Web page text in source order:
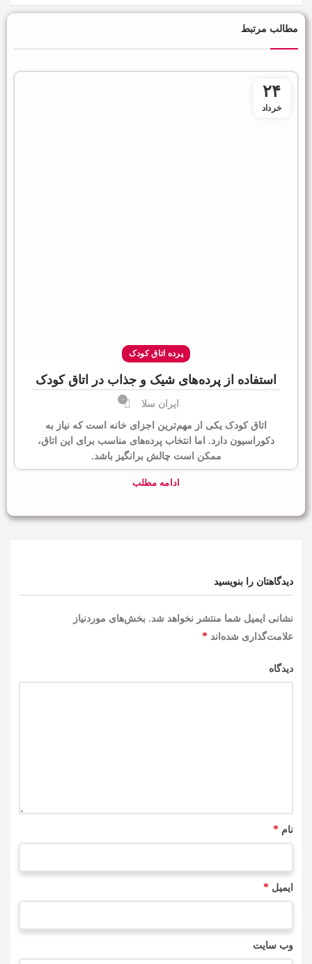
مطالب مرتبط
۲۴
خرداد
پرده اتاق کودک
استفاده از پرده‌های شیک و جذاب در اتاق کودک
ایران سلا ۰
اتاق کودک یکی از مهم‌ترین اجزای خانه است که نیاز به
دکوراسیون دارد. اما انتخاب پرده‌های مناسب برای این اتاق،
ممکن است چالش برانگیز باشد.
ادامه مطلب
دیدگاهتان را بنویسید
نشانی ایمیل شما منتشر نخواهد شد. بخش‌های موردنیاز
علامت‌گذاری شده‌اند*
دیدگاه
نام*
ایمیل*
وب‌ سایت